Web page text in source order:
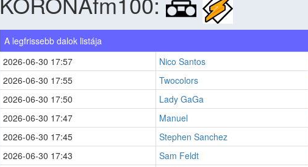
A legfrissebb dalok listája
2026-06-30 17:57
Nico Santos
2026-06-30 17:55
Twocolors
2026-06-30 17:50
Lady GaGa
2026-06-30 17:47
Manuel
2026-06-30 17:45
Stephen Sanchez
2026-06-30 17:43
Sam Feldt